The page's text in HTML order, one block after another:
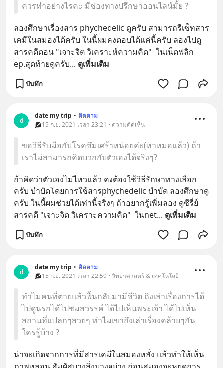
ควรทำอย่างไรคะ มีช่องทางปรึกษาออนไลน์มั้ย ?
ลองศึกษาเรื่องสาร phychedelic ดูครับ สามารถรีเซ็ทสาร
เคมีในสมองได้ครับ ในนี้ผมคงตอบได้แค่นี้ครับ ลองไปดู
สารคดีตอน "เจาะจิต วิเคราะห์ความคิด"  ในเน็ตฟลิก
ep.สุดท้ายดูครับ... ดูเพิ่มเติม
บันทึก
d
date my trip • ติดตาม
15 ก.ย. 2021 เวลา 23:21 • ความคิดเห็น
ขอวิธีรับมือกับโรคซึมเศร้าหน่อยค่ะ(หาหมอแล้ว) ถ้า
เราไม่สามารถคิดบวกกับตัวเองได้จริงๆ?
ถ้าคิดว่าตัวเองไม่ไหวแล้ว คงต้องใช้วิธีรักษาทางเลือก
ครับ บำบัดโดยการใช้สารphychedelic บำบัด ลองศึกษาดู
ครับ ในนี้ผมช่วยได้เท่านี้จริงๆ ถ้าอยากรู้เพิ่มลอง ดูซีรี่ย์
สารคดี "เจาะจิต วิเคราะความคิด"  ในnet... ดูเพิ่มเติม
บันทึก
d
date my trip • ติดตาม
15 ก.ย. 2021 เวลา 22:59 • วิทยาศาสตร์ & เทคโนโลยี
ทำไมคนที่ตายแล้วฟื้นกลับมามีชีวิต ถึงเล่าเรื่องการได้
ไปดูนรกได้ไปชมสวรรค์ ได้ไปเห็นพระเจ้า ได้ไปเห็น
สถานที่แปลกๆสวยๆ ทำไมเขาถึงเล่าเรื่องคล้ายๆกัน
ใครรู้บ้าง ?
น่าจะเกิดจากการที่มีสารเคมีในสมองหลั่ง แล้วทำให้เห็น